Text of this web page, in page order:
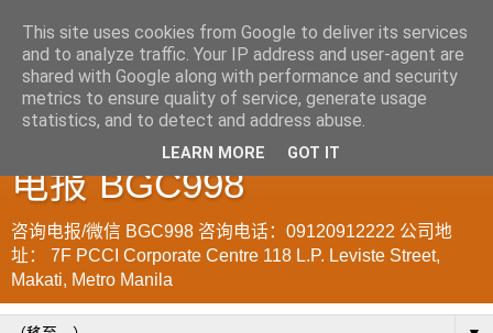
菲律宾998VISA移民公司
WWW.SRRV.DE 咨询微信/
电报 BGC998
咨询电报/微信 BGC998 咨询电话：09120912222 公司地
址： 7F PCCI Corporate Centre 118 L.P. Leviste Street,
Makati, Metro Manila
This site uses cookies from Google to deliver its services
and to analyze traffic. Your IP address and user-agent are
shared with Google along with performance and security
metrics to ensure quality of service, generate usage
statistics, and to detect and address abuse.
LEARN MORE GOT IT